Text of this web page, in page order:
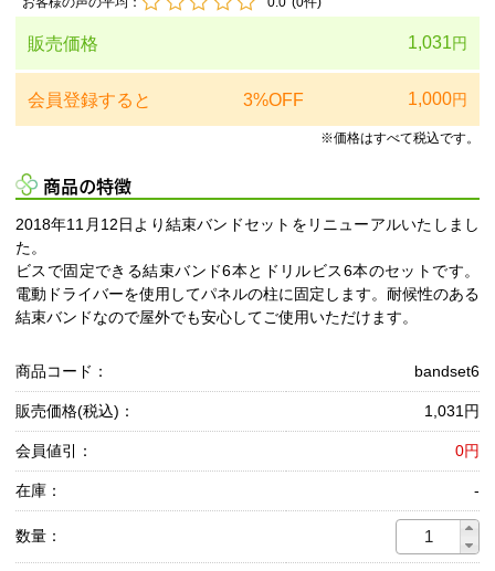
販売価格 1,031 円
会員登録すると 3%OFF 1,000円
※価格はすべて税込です。
商品の特徴
2018年11月12日より結束バンドセットをリニューアルいたしまし
た。
ビスで固定できる結束バンド6本とドリルビス6本のセットです。
電動ドライバーを使用してパネルの柱に固定します。耐候性のある
結束バンドなので屋外でも安心してご使用いただけます。
商品コード： bandset6
販売価格(税込)： 1,031円
会員値引： 0円
在庫： -
数量：